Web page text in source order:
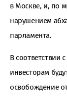
в Москве, и, по
нарушением
парламента.
В соответствии
инвесторам
освобождение